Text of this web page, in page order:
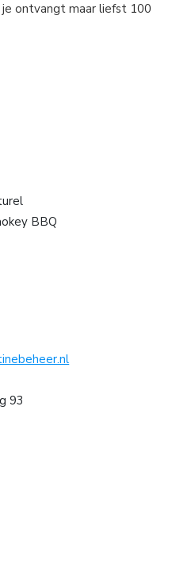
ontvangt maar liefst 100
BBQ
93